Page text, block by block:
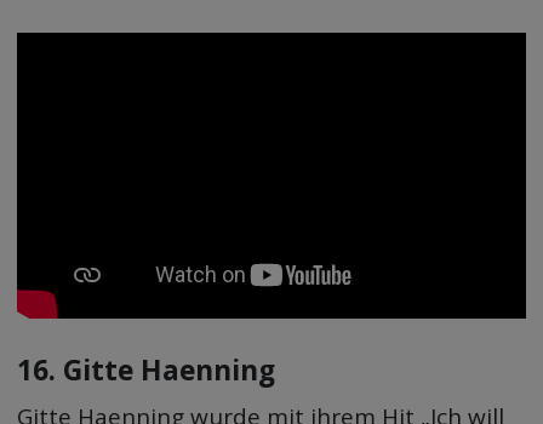
16. Gitte Haenning
Gitte Haenning wurde mit ihrem Hit „Ich will